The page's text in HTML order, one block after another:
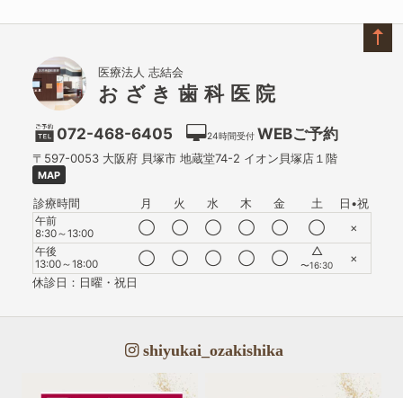
医療法人 志結会
おざき歯科医院
072-468-6405 24時間受付 WEBご予約
〒597-0053 大阪府 貝塚市 地蔵堂74-2 イオン貝塚店１階
MAP
診療時間 月 火 水 木 金 土 日•祝
午前
8:30～13:00
◯ ◯ ◯ ◯ ◯ ◯ ×
午後
13:00～18:00
◯ ◯ ◯ ◯ ◯ △
〜16:30
×
休診日：日曜・祝日
shiyukai_ozakishika